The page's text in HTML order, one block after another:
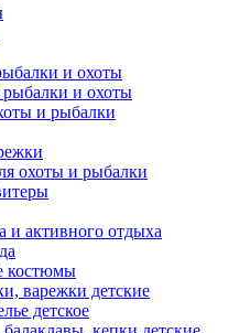
и охоты
и охоты
и рыбалки
охоты и рыбалки
и активного отдыха
костюмы
варежки детские
детское